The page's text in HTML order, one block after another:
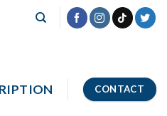
CONTACT